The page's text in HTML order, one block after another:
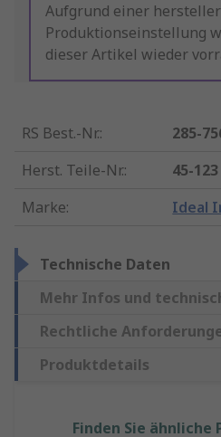
Aufgrund einer
Produktionseinstellung
dieser Artikel wieder
RS Best.-Nr.:
285-
Herst. Teile-Nr.:
45-123
Marke: Ideal
Technische Daten
Mehr Infos und
Rechtliche
Produktdetails
Finden Sie